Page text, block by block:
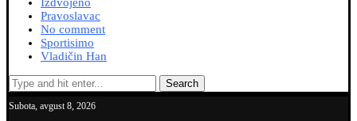
Pravoslavac
No comment
Sportisimo
Vladičin Han
Search
Subota, avgust 8, 2026